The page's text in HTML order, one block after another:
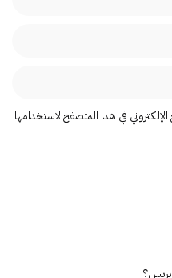
في هذا المتصفح لاستخدامها